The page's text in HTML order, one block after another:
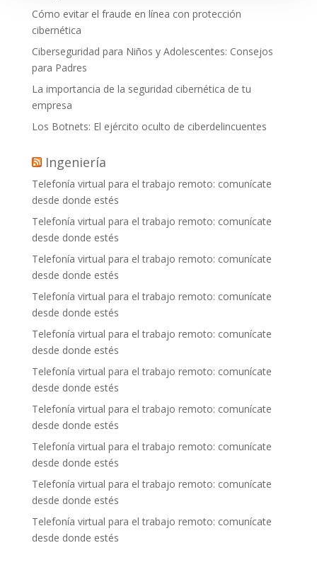
Cómo evitar el fraude en línea con protección
cibernética
Ciberseguridad para Niños y Adolescentes: Consejos
para Padres
La importancia de la seguridad cibernética de tu
empresa
Los Botnets: El ejército oculto de ciberdelincuentes
Ingeniería
Telefonía virtual para el trabajo remoto: comunícate
desde donde estés
Telefonía virtual para el trabajo remoto: comunícate
desde donde estés
Telefonía virtual para el trabajo remoto: comunícate
desde donde estés
Telefonía virtual para el trabajo remoto: comunícate
desde donde estés
Telefonía virtual para el trabajo remoto: comunícate
desde donde estés
Telefonía virtual para el trabajo remoto: comunícate
desde donde estés
Telefonía virtual para el trabajo remoto: comunícate
desde donde estés
Telefonía virtual para el trabajo remoto: comunícate
desde donde estés
Telefonía virtual para el trabajo remoto: comunícate
desde donde estés
Telefonía virtual para el trabajo remoto: comunícate
desde donde estés